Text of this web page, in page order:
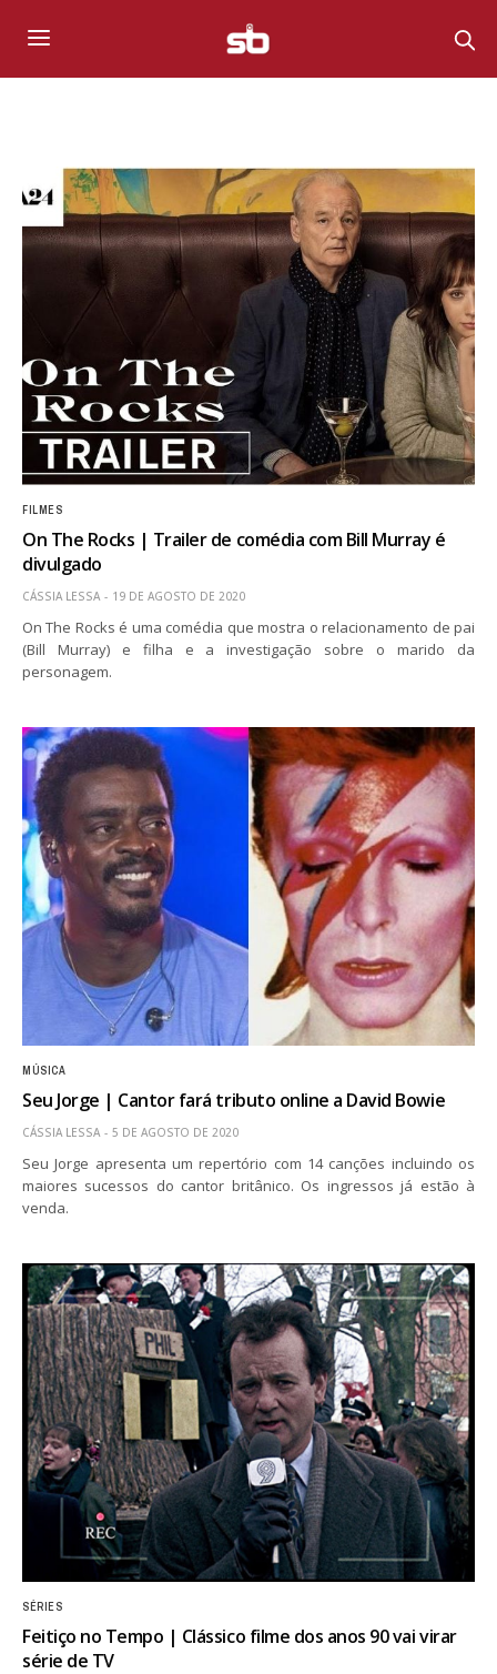
FILMES
On The Rocks | Trailer de comédia com Bill Murray é
divulgado
CÁSSIA LESSA 19 DE AGOSTO DE 2020
On The Rocks é uma comédia que mostra o relacionamento de pai
(Bill Murray) e filha e a investigação sobre o marido da
personagem.
MÚSICA
Seu Jorge | Cantor fará tributo online a David Bowie
CÁSSIA LESSA 5 DE AGOSTO DE 2020
Seu Jorge apresenta um repertório com 14 canções incluindo os
maiores sucessos do cantor britânico. Os ingressos já estão à
venda.
SÉRIES
Feitiço no Tempo | Clássico filme dos anos 90 vai virar
série de TV